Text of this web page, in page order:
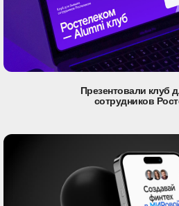
Презентовали клуб
сотрудников